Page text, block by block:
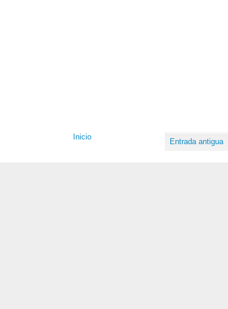
Entrada antigua
Inicio